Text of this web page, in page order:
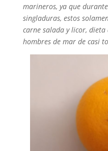
marineros, ya que
singladuras, estos
carne salada y licor,
hombres de mar de casi